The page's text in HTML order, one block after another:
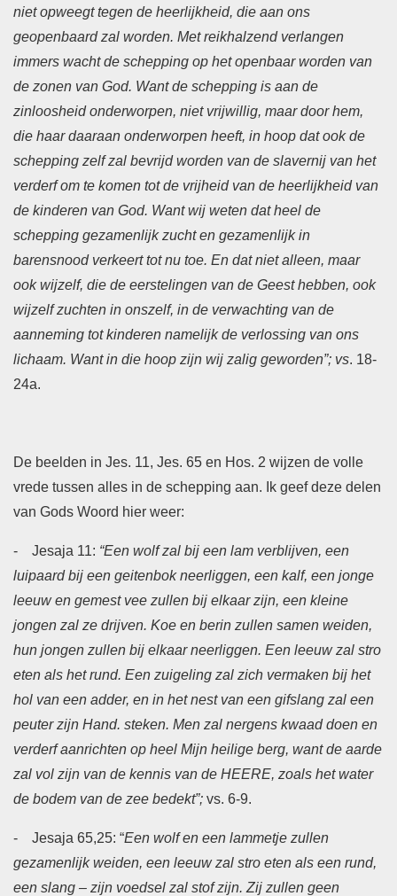
niet opweegt tegen de heerlijkheid, die aan ons
geopenbaard zal worden. Met reikhalzend verlangen
immers wacht de schepping op het openbaar worden van
de zonen van God. Want de schepping is aan de
zinloosheid onderworpen, niet vrijwillig, maar door hem,
die haar daaraan onderworpen heeft, in hoop dat ook de
schepping zelf zal bevrijd worden van de slavernij van het
verderf om te komen tot de vrijheid van de heerlijkheid van
de kinderen van God. Want wij weten dat heel de
schepping gezamenlijk zucht en gezamenlijk in
barensnood verkeert tot nu toe. En dat niet alleen, maar
ook wijzelf, die de eerstelingen van de Geest hebben, ook
wijzelf zuchten in onszelf, in de verwachting van de
aanneming tot kinderen namelijk de verlossing van ons
lichaam. Want in die hoop zijn wij zalig geworden”; vs. 18-
24a.
De beelden in Jes. 11, Jes. 65 en Hos. 2 wijzen de volle
vrede tussen alles in de schepping aan. Ik geef deze delen
van Gods Woord hier weer:
- Jesaja 11: “Een wolf zal bij een lam verblijven, een
luipaard bij een geitenbok neerliggen, een kalf, een jonge
leeuw en gemest vee zullen bij elkaar zijn, een kleine
jongen zal ze drijven. Koe en berin zullen samen weiden,
hun jongen zullen bij elkaar neerliggen. Een leeuw zal stro
eten als het rund. Een zuigeling zal zich vermaken bij het
hol van een adder, en in het nest van een gifslang zal een
peuter zijn Hand. steken. Men zal nergens kwaad doen en
verderf aanrichten op heel Mijn heilige berg, want de aarde
zal vol zijn van de kennis van de HEERE, zoals het water
de bodem van de zee bedekt”; vs. 6-9.
- Jesaja 65,25: “Een wolf en een lammetje zullen
gezamenlijk weiden, een leeuw zal stro eten als een rund,
een slang – zijn voedsel zal stof zijn. Zij zullen geen